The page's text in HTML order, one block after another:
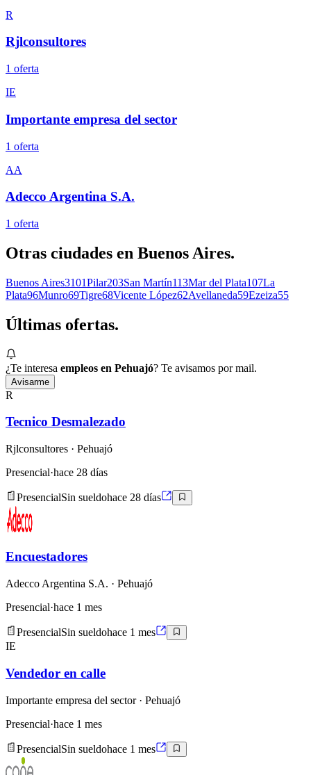
R
Rjlconsultores
1 oferta
IE
Importante empresa del sector
1 oferta
AA
Adecco Argentina S.A.
1 oferta
Otras ciudades en Buenos Aires.
Buenos Aires3101Pilar203San Martín113Mar del Plata107La
Plata96Munro69Tigre68Vicente López62Avellaneda59Ezeiza55
Últimas ofertas.
¿Te interesa empleos en Pehuajó? Te avisamos por mail.
Avisarme
R
Tecnico Desmalezado
Rjlconsultores · Pehuajó
Presencial·hace 28 días
PresencialSin sueldohace 28 días
Encuestadores
Adecco Argentina S.A. · Pehuajó
Presencial·hace 1 mes
PresencialSin sueldohace 1 mes
IE
Vendedor en calle
Importante empresa del sector· Pehuajó
Presencial·hace 1 mes
PresencialSin sueldohace 1 mes